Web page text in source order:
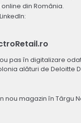
din România.
pas în digitalizare
alături de Deloitte
nou magazin în Târgu